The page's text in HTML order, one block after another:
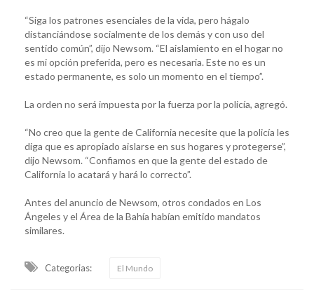
“Siga los patrones esenciales de la vida, pero hágalo
distanciándose socialmente de los demás y con uso del
sentido común”, dijo Newsom. “El aislamiento en el hogar no
es mi opción preferida, pero es necesaria. Este no es un
estado permanente, es solo un momento en el tiempo”.
La orden no será impuesta por la fuerza por la policía, agregó.
“No creo que la gente de California necesite que la policía les
diga que es apropiado aislarse en sus hogares y protegerse”,
dijo Newsom. “Confiamos en que la gente del estado de
California lo acatará y hará lo correcto”.
Antes del anuncio de Newsom, otros condados en Los
Ángeles y el Área de la Bahía habían emitido mandatos
similares.
Categorias: El Mundo